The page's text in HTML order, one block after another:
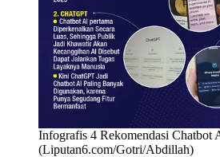
Infografis 4 Rekomendasi Chatbot
(Liputan6.com/Gotri/Abdillah)